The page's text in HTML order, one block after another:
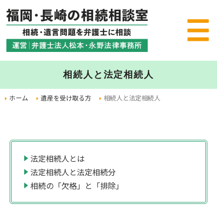
相続人と法定相続人
ホーム 遺産を受け取る方 相続人と法定相続人
法定相続人とは
法定相続人と法定相続分
相続の「欠格」と「排除」